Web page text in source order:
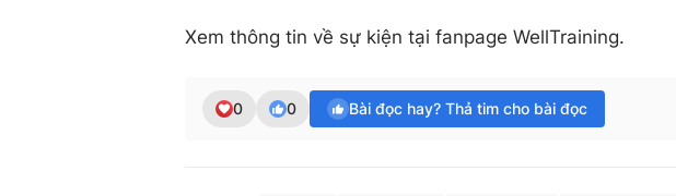
Xem thông tin về sự kiện tại fanpage WellTraining.
0 0 Bài đọc hay? Thả tim cho bài đọc